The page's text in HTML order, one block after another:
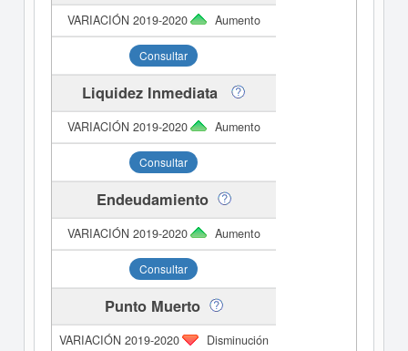
Aumento
Consultar
Liquidez Inmediata
Aumento
Consultar
Endeudamiento
Aumento
Consultar
Punto Muerto
Disminución